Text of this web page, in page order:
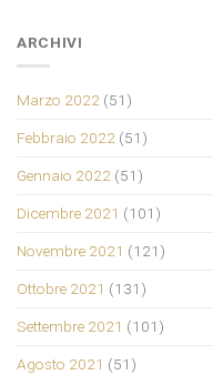
ARCHIVI
Marzo 2022 (51)
Febbraio 2022 (51)
Gennaio 2022 (51)
Dicembre 2021 (101)
Novembre 2021 (121)
Ottobre 2021 (131)
Settembre 2021 (101)
Agosto 2021 (51)